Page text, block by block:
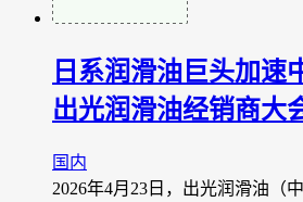
日系润滑油巨头加速
出光润滑油经销商大
国内
2026年4月23日，出光润滑油（